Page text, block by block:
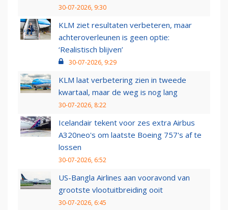
30-07-2026, 9:30
KLM ziet resultaten verbeteren, maar
achteroverleunen is geen optie:
‘Realistisch blijven’
30-07-2026, 9:29
KLM laat verbetering zien in tweede
kwartaal, maar de weg is nog lang
30-07-2026, 8:22
Icelandair tekent voor zes extra Airbus
A320neo's om laatste Boeing 757's af te
lossen
30-07-2026, 6:52
US-Bangla Airlines aan vooravond van
grootste vlootuitbreiding ooit
30-07-2026, 6:45